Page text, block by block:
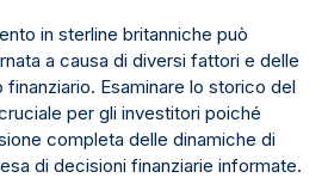
in sterline britanniche può
a causa di diversi fattori e delle
Esaminare lo storico del
per gli investitori poiché
completa delle dinamiche di
di decisioni finanziarie informate.